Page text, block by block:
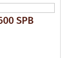
SPB